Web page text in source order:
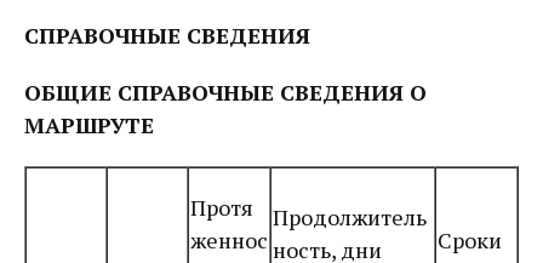
СПРАВОЧНЫЕ СВЕДЕНИЯ
ОБЩИЕ СПРАВОЧНЫЕ СВЕДЕНИЯ О
МАРШРУТЕ
Протя
женнос
Продолжитель
ность, дни
Сроки